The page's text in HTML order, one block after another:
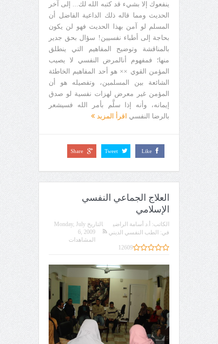
ينفعوك إلا بشيء قد كتبه الله لك... إلى آخر
الحديث ومما قاله ذلك الداعية الفاضل أن
المسلم لو آمن بهذا الحديث فهو لن يكون
بحاجة إلى أطباء نفسيين! سؤال بحق جدير
بالمناقشة وتوضيح المفاهيم التي ينطلق
منها؛ فمفهوم أنالمرض النفسي لا يصيب
المؤمن القوي ×× هو أحد المفاهيم الخاطئة
الشائعة بين المسلمين، وتفصيله هو أن
المؤمن غير معرض لهزات نفسية لو صدق
إيمانه، وأنه إذا سلَّم بأمر الله فسيشعر
بالرضا النفسي
اقرأ المزيد
Like
Tweet
Share
العلاج الجماعي النفسي
الإسلامي
الكاتب: أ.د أسامة الراضي التاريخ Monday, July
6, 2009
في: الطب النفسي الديني
المشاهدات
12609